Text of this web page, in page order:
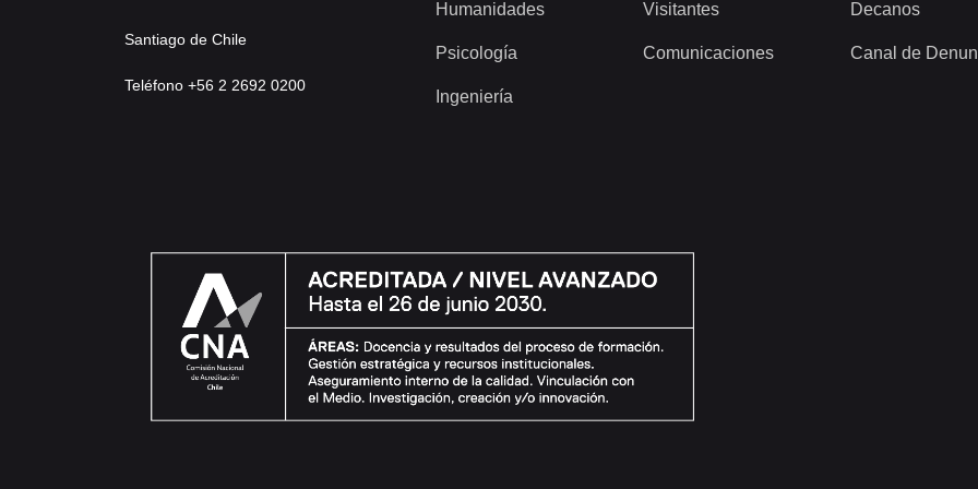
Santiago de Chile
Teléfono +56 2 2692 0200
Humanidades
Psicología
Ingeniería
Visitantes
Comunicaciones
Decanos
Canal de